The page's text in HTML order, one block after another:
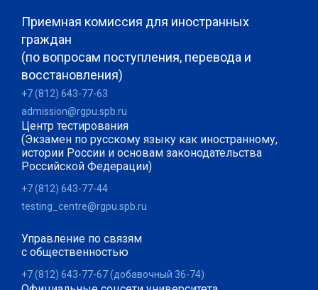
Приемная комиссия для иностранных
граждан
(по вопросам поступления, перевода и
восстановления)
+7 (812) 643-77-63
admission@rgpu.spb.ru
Центр тестирования
(Экзамен по русскому языку как иностранному,
истории России и основам законодательства
Российской Федерации)
+7 (812) 643-77-44
testing_centre@rgpu.spb.ru
Управление по связям
с общественностью
+7 (812) 643-77-67 (добавочный 36-74)